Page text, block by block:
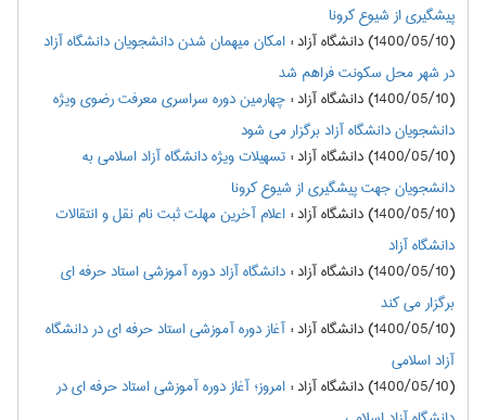
پیشگیری از شیوع کرونا
(1400/05/10) دانشگاه آزاد
:امکان میهمان شدن دانشجویان دانشگاه آزاد
در شهر محل سکونت فراهم شد
(1400/05/10) دانشگاه آزاد
:چهارمین دوره سراسری معرفت رضوی ویژه
دانشجویان دانشگاه آزاد برگزار می شود
(1400/05/10) دانشگاه آزاد
:تسهیلات ویژه دانشگاه آزاد اسلامی به
دانشجویان جهت پیشگیری از شیوع کرونا
(1400/05/10) دانشگاه آزاد
:اعلام آخرین مهلت ثبت نام نقل و انتقالات
دانشگاه آزاد
(1400/05/10) دانشگاه آزاد
:دانشگاه آزاد دوره آموزشی استاد حرفه ای
برگزار می کند
(1400/05/10) دانشگاه آزاد
:آغاز دوره آموزشی استاد حرفه ای در دانشگاه
آزاد اسلامی
(1400/05/10) دانشگاه آزاد
:امروز؛ آغاز دوره آموزشی استاد حرفه ای در